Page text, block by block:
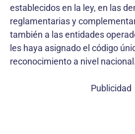
establecidos en la ley, en las
reglamentarias y
también a las entidades
les haya asignado el código
reconocimiento a nivel
Publicidad